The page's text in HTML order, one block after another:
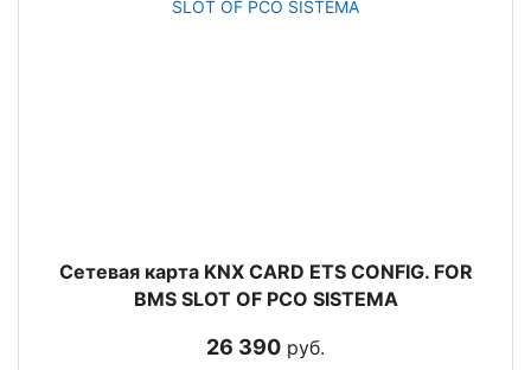
Сетевая карта KNX CARD ETS CONFIG. FOR
BMS SLOT OF PCO SISTEMA
26 390 руб.